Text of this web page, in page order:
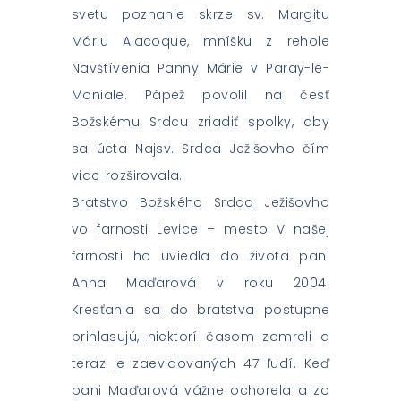
svetu poznanie skrze sv. Margitu
Máriu Alacoque, mníšku z rehole
Navštívenia Panny Márie v Paray-le-
Moniale. Pápež povolil na česť
Božskému Srdcu zriadiť spolky, aby
sa úcta Najsv. Srdca Ježišovho čím
viac rozširovala.
Bratstvo Božského Srdca Ježišovho
vo farnosti Levice – mesto V našej
farnosti ho uviedla do života pani
Anna Maďarová v roku 2004.
Kresťania sa do bratstva postupne
prihlasujú, niektorí časom zomreli a
teraz je zaevidovaných 47 ľudí. Keď
pani Maďarová vážne ochorela a zo